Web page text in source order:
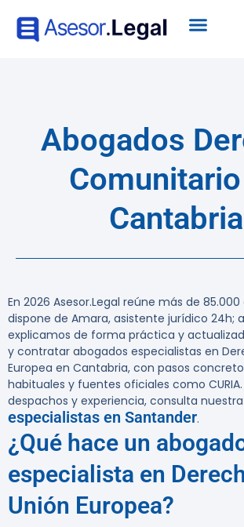
Abogados
Cantabria
En 2026 Asesor.Legal reúne más de
dispone de Amara, asistente jurídico 24h;
explicamos de forma práctica y
y contratar abogados especialistas en
Europea en Cantabria, con pasos
habituales y fuentes oficiales como
despachos y experiencia, consulta
especialistas en Santander.
¿Qué hace un
especialista en
Unión Europea?